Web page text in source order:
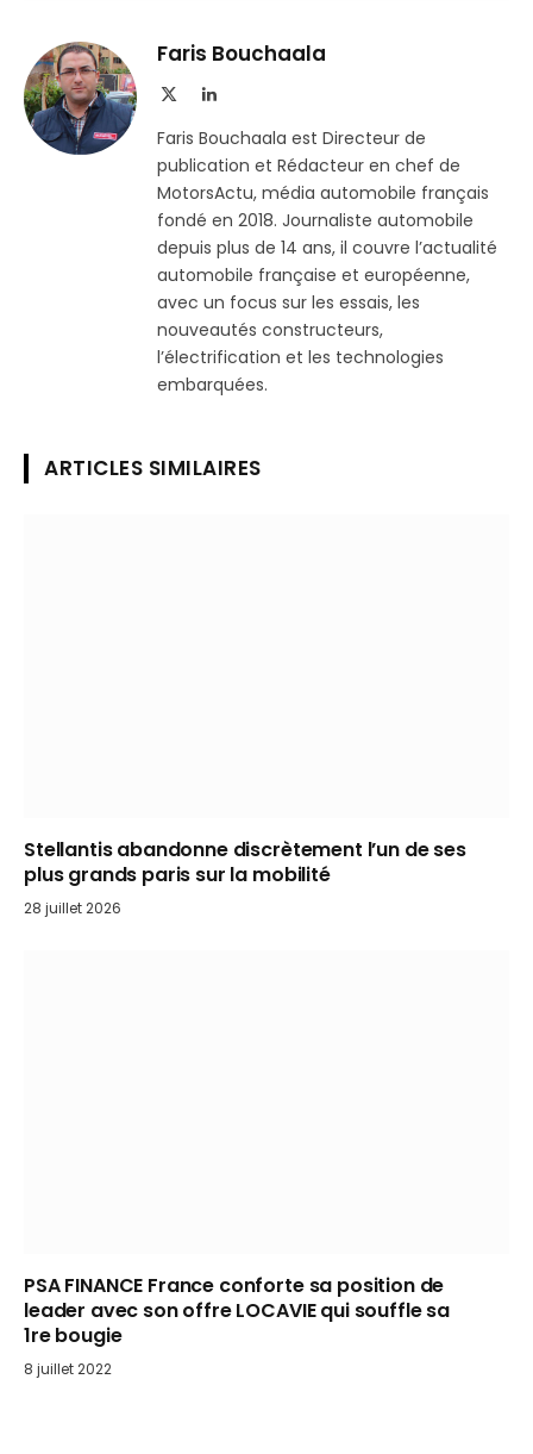
Telegram
Faris Bouchaala
LinkedIn
Faris Bouchaala est Directeur de
publication et Rédacteur en chef de
MotorsActu, média automobile français
fondé en 2018. Journaliste automobile
depuis plus de 14 ans, il couvre l’actualité
automobile française et européenne,
avec un focus sur les essais, les
nouveautés constructeurs,
l’électrification et les technologies
embarquées.
ARTICLES SIMILAIRES
Stellantis abandonne discrètement l’un de ses
plus grands paris sur la mobilité
28 juillet 2026
PSA FINANCE France conforte sa position de
leader avec son offre LOCAVIE qui souffle sa
1re bougie
8 juillet 2022